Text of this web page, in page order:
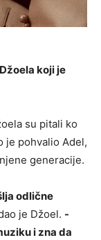
koji je
su pitali ko
je pohvalio Adel,
generacije.
odlične
je Džoel. -
i zna da